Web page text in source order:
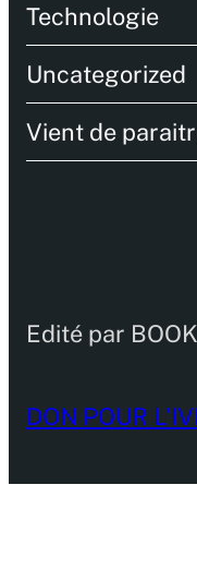
Technologie
Uncategorized
Vient de
Edité par
DON POUR